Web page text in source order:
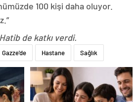
100 kişi daha oluyor.
de katkı verdi.
Gazze'de Hastane Sağlık